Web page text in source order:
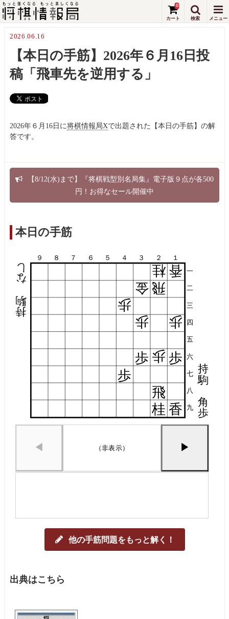
0
2026.06.16
【本日の手筋】2026年６月16日投
稿「飛車先を逆用する」
2026年６月16日に将棋情報局Xで出題された【本日の手筋】の解
答です。
【8/12(水)まで】『将棋戦型別名局集』電子版９点が各500
円！お得なセール開催中
本日の手筋
９
一
８
二
７
三
６
四
５
五
４
六
３
七
２
八
１
九
桂 香
金 飛
歩
歩
歩
歩 歩 歩
歩
飛
桂 香 歩
角
駒
持
し
な
駒
持
◀ （非表示） ▶
他の手筋問題をもっと解く！
出典はこちら